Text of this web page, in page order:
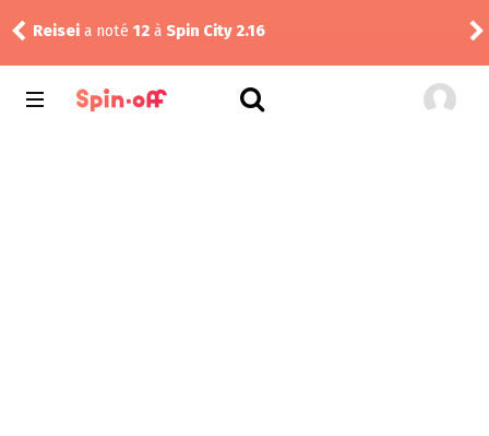
Reisei a noté 12 à Spin City 2.16